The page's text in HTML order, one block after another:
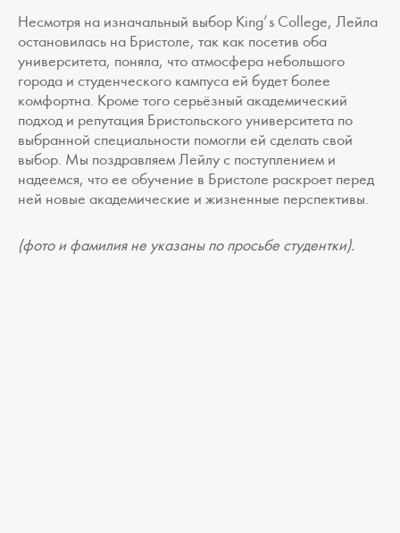
Несмотря на изначальный выбор King’s College, Лейла
остановилась на Бристоле, так как посетив оба
университета, поняла, что атмосфера небольшого
города и студенческого кампуса ей будет более
комфортна. Кроме того серьёзный академический
подход и репутация Бристольского университета по
выбранной специальности помогли ей сделать свой
выбор. Мы поздравляем Лейлу с поступлением и
надеемся, что ее обучение в Бристоле раскроет перед
ней новые академические и жизненные перспективы.
(фото и фамилия не указаны по просьбе студентки).